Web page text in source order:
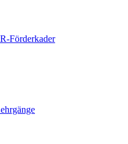
Förderkader